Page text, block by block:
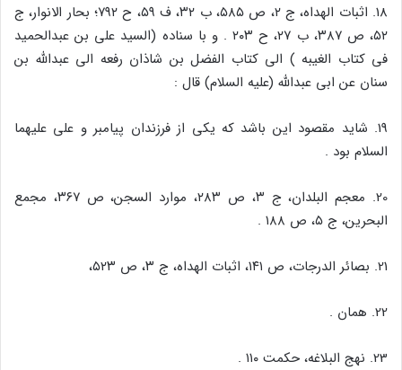
18. اثبات الهداه، ج ۲، ص ۵۸۵، ب ۳۲، ف ۵۹، ح ۷۹۲؛ بحار الانوار، ج
۵۲، ص ۳۸۷، ب ۲۷، ح ۲۰۳ . و با سناده (السید علی بن عبدالحمید
فی کتاب الغیبه ) الی کتاب الفضل بن شاذان رفعه الی عبدالله بن
سنان عن ابی عبدالله (علیه السلام) قال :
19. شاید مقصود این باشد که یکی از فرزندان پیامبر و علی علیهما
السلام بود .
20. معجم البلدان، ج ۳، ص ۲۸۳، موارد السجن، ص ۳۶۷، مجمع
البحرین، ج ۵، ص ۱۸۸ .
21. بصائر الدرجات، ص ۱۴۱، اثبات الهداه، ج ۳، ص ۵۲۳،
22. همان .
23. نهج البلاغه، حکمت ۱۱۰ .